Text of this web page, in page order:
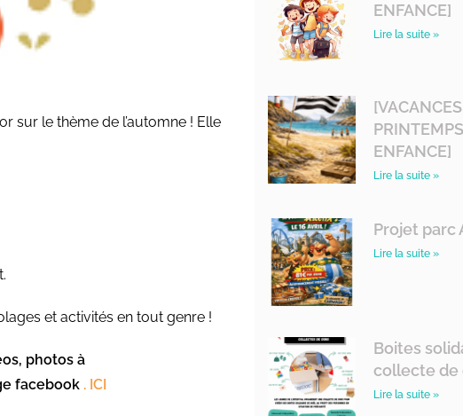
sur le thème de l’automne ! Elle
et activités en tout genre !
photos à
facebook . ICI
ENFANCE]
Lire la suite »
ENFANCE]
Lire la suite »
Projet parc
Lire la suite »
Boites
collecte de
Lire la suite »